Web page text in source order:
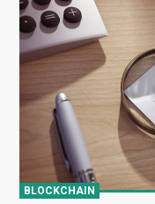
BLOCKCHAIN